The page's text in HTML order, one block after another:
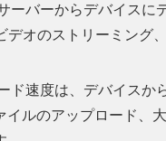
ーバーからデバイスに
デオのストリーミング
ド速度は、デバイスか
イルのアップロード、